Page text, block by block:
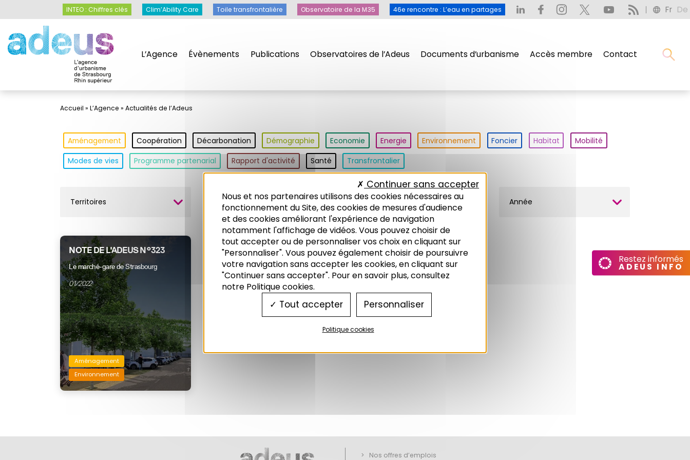
L’Agence Évènements Publications Observatoires de l’Adeus Documents d’urbanisme Accès membre Contact
INTEO : Chiffres clés Clim’Ability Care Toile transfrontalière Observatoire de la M35 46e rencontre : L’eau en partages Fr De
Recherche
Accueil » L’Agence » Actualités de l’Adeus
Aménagement Coopération Décarbonation Démographie Economie Energie Environnement Foncier Habitat
Mobilité
Modes de vies
Programme partenarial Rapport d'activité Santé Transfrontalier
Territoires Marché Gare Types de publication Année
NOTE DE L'ADEUS N°323
Le marché-gare de Strasbourg
01/2022
Aménagement
Environnement
Nos offres d’emplois
Restez informés
ADEUS INFO
Panneau de gestion des cookies
Nous et nos partenaires utilisons des cookies nécessaires au
fonctionnement du Site, des cookies de mesures d'audience
et des cookies améliorant l'expérience de navigation
notamment l'affichage de vidéos. Vous pouvez choisir de
tout accepter ou de personnaliser vos choix en cliquant sur
"Personnaliser". Vous pouvez également choisir de poursuivre
votre navigation sans accepter les cookies, en cliquant sur
"Continuer sans accepter". Pour en savoir plus, consultez
notre Politique cookies.
Tout accepter
Continuer sans accepter
Personnaliser
Politique cookies